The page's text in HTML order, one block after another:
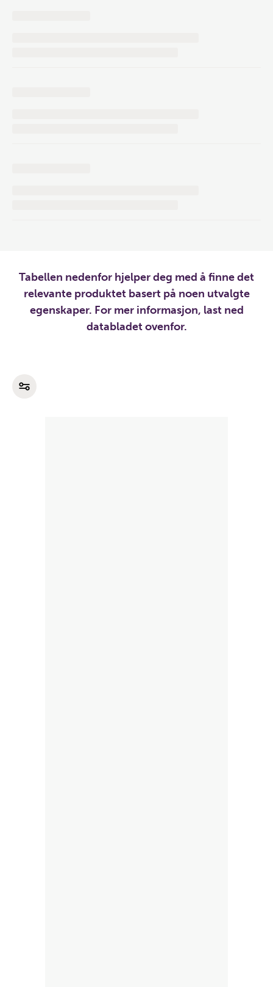
Tabellen nedenfor hjelper deg med å finne det
relevante produktet basert på noen utvalgte
egenskaper. For mer informasjon, last ned
databladet ovenfor.